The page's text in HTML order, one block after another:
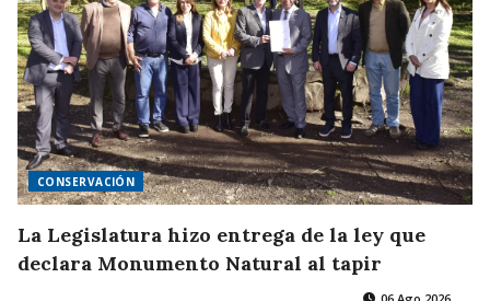
CONSERVACIÓN
La Legislatura hizo entrega de la ley que
declara Monumento Natural al tapir